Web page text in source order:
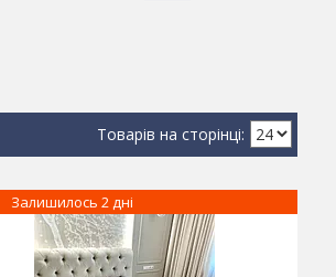
Залишилось 2 дні